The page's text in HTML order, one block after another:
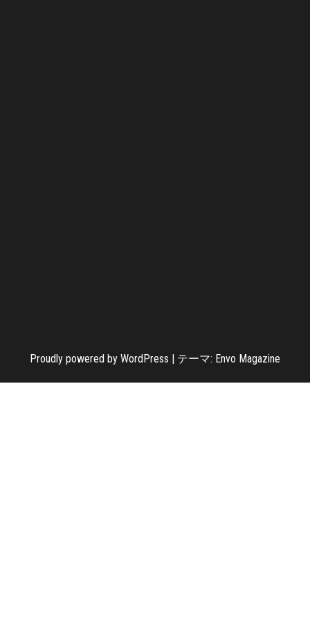
Proudly powered by WordPress | テーマ: Envo Magazine